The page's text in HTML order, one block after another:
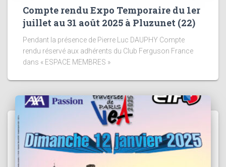
Compte rendu Expo Temporaire du 1er
juillet au 31 août 2025 à Pluzunet (22)
Pendant la présence de Pierre Luc DAUPHY Compte
rendu réservé aux adhérents du Club Ferguson France
dans « ESPACE MEMBRES »